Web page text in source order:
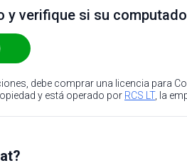
y verifique si su
debe comprar una licencia para
y está operado por RCS LT, la